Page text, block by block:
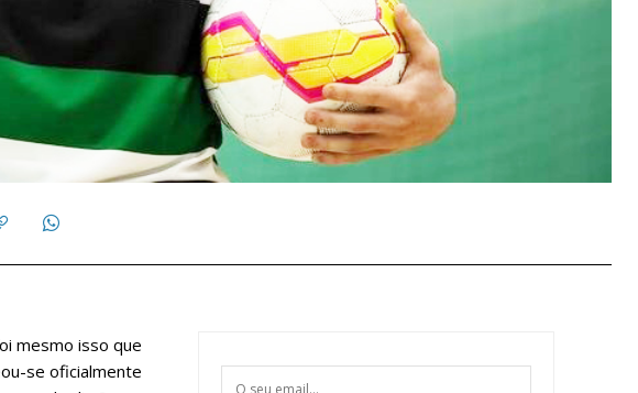
mesmo isso que
se oficialmente